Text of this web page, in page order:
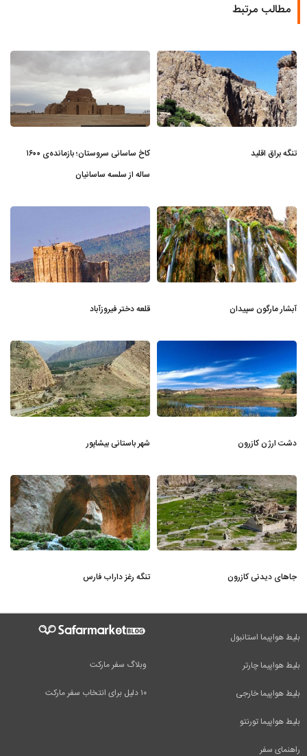
مطالب مرتبط
تنگه براق اقلید
کاخ ساسانی سروستان؛ بازمانده‌ی ۱۶۰۰
ساله از سلسه ساسانیان
آبشار مارگون سپیدان قلعه دختر فیروزآباد
دشت ارژن کازرون شهر باستانی بیشاپور
جاهای دیدنی کازرون تنگه رغز داراب فارس
وبلاگ سفر مارکت
۱۰ دلیل برای انتخاب سفر مارکت
بلیط هواپیما استانبول
بلیط هواپیما چارتر
بلیط هواپیما خارجی
بلیط هواپیما تورنتو
راهنمای سفر